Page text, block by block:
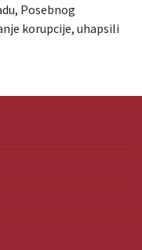
Posebnog
korupcije, uhapsili